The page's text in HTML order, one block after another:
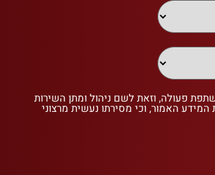
פעולה, וזאת לשם ניהול ומתן השירות
האמור, וכי מסירתו נעשית מרצוני